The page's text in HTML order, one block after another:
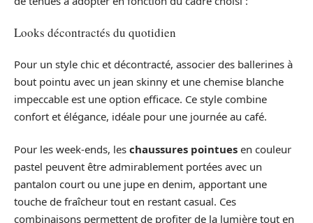
Looks décontractés du quotidien
Pour un style chic et décontracté, associer des ballerines à
bout pointu avec un jean skinny et une chemise blanche
impeccable est une option efficace. Ce style combine
confort et élégance, idéale pour une journée au café.
Pour les week-ends, les chaussures pointues en couleur
pastel peuvent être admirablement portées avec un
pantalon court ou une jupe en denim, apportant une
touche de fraîcheur tout en restant casual. Ces
combinaisons permettent de profiter de la lumière tout en